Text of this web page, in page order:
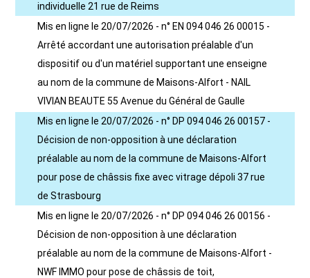
individuelle 21 rue de Reims
Mis en ligne le 20/07/2026 - n° EN 094 046 26 00015 -
Arrêté accordant une autorisation préalable d'un
dispositif ou d'un matériel supportant une enseigne
au nom de la commune de Maisons-Alfort - NAIL
VIVIAN BEAUTE 55 Avenue du Général de Gaulle
Mis en ligne le 20/07/2026 - n° DP 094 046 26 00157 -
Décision de non-opposition à une déclaration
préalable au nom de la commune de Maisons-Alfort
pour pose de châssis fixe avec vitrage dépoli 37 rue
de Strasbourg
Mis en ligne le 20/07/2026 - n° DP 094 046 26 00156 -
Décision de non-opposition à une déclaration
préalable au nom de la commune de Maisons-Alfort -
NWF IMMO pour pose de châssis de toit,